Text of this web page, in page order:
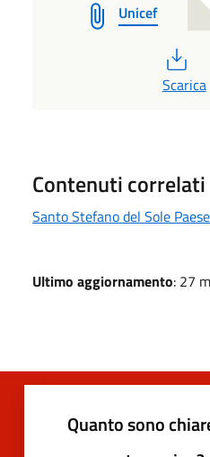
Unicef
PDF
Scarica
Contenuti correlati
Santo Stefano del Sole
Ultimo aggiornamento: 27
Quanto sono